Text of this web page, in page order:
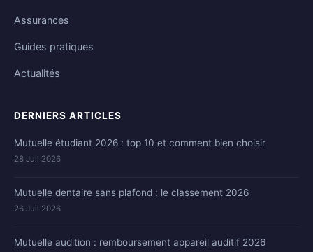
Assurances
Guides pratiques
Actualités
DERNIERS ARTICLES
Mutuelle étudiant 2026 : top 10 et comment bien choisir
28 Juil 2026
Mutuelle dentaire sans plafond : le classement 2026
26 Juil 2026
Mutuelle audition : remboursement appareil auditif 2026